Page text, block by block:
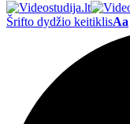
Šrifto dydžio keitiklisAa